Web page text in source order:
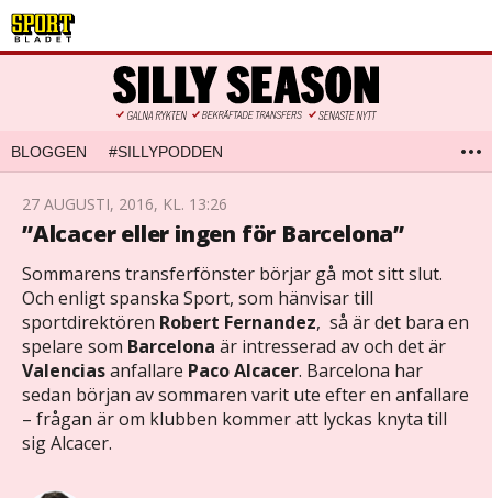
BLOGGEN #SILLYPODDEN
27 AUGUSTI, 2016, KL. 13:26
”Alcacer eller ingen för Barcelona”
Sommarens transferfönster börjar gå mot sitt slut.
Och enligt spanska Sport, som hänvisar till
sportdirektören Robert Fernandez, så är det bara en
spelare som Barcelona är intresserad av och det är
Valenciasanfallare Paco Alcacer. Barcelona har
sedan början av sommaren varit ute efter en anfallare
– frågan är om klubben kommer att lyckas knyta till
sig Alcacer.